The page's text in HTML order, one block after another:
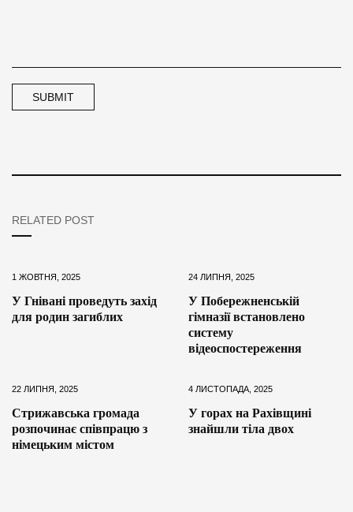
RELATED POST
1 ЖОВТНЯ, 2025
У Гнівані проведуть захід
для родин загиблих
24 ЛИПНЯ, 2025
У Побережненській
гімназії встановлено
систему
відеоспостереження
22 ЛИПНЯ, 2025
Стрижавська громада
розпочинає співпрацю з
німецьким містом
4 ЛИСТОПАДА, 2025
У горах на Рахівщині
знайшли тіла двох